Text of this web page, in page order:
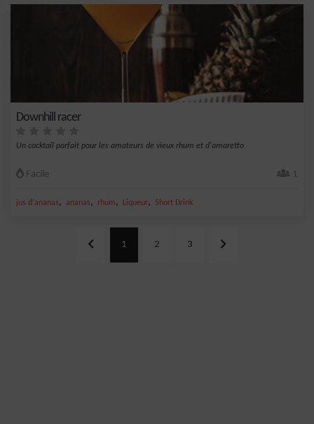
Downhill racer
Un cocktail parfait pour les amateurs de vieux rhum et d'amaretto
Facile 1
jus d'ananas, ananas, rhum, Liqueur, Short Drink
1 2 3